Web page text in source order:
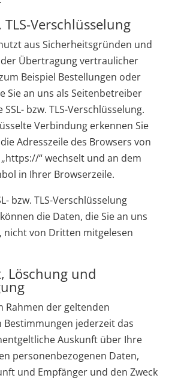
TLS-Verschlüsselung
aus Sicherheitsgründen und
Übertragung vertraulicher
Beispiel Bestellungen oder
Sie an uns als Seitenbetreiber
bzw. TLS-Verschlüsselung.
Verbindung erkennen Sie
Adresszeile des Browsers von
“ wechselt und an dem
in Ihrer Browserzeile.
bzw. TLS-Verschlüsselung
die Daten, die Sie an uns
nicht von Dritten mitgelesen
Löschung und
Rahmen der geltenden
Bestimmungen jederzeit das
Auskunft über Ihre
personenbezogenen Daten,
und Empfänger und den Zweck